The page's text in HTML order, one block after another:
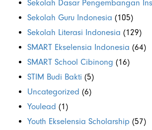
Sekolah Dasar Pengembangan
Sekolah Guru Indonesia (105)
Sekolah Literasi Indonesia (129)
SMART Ekselensia Indonesia (64)
SMART School Cibinong (16)
STIM Budi Bakti (5)
Uncategorized (6)
Youlead (1)
Youth Ekselensia Scholarship (57)